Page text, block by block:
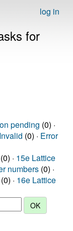
log in
for
pending (0) ·
Invalid (0) · Error
(0) · 15e Lattice
numbers (0) ·
(0) · 16e Lattice